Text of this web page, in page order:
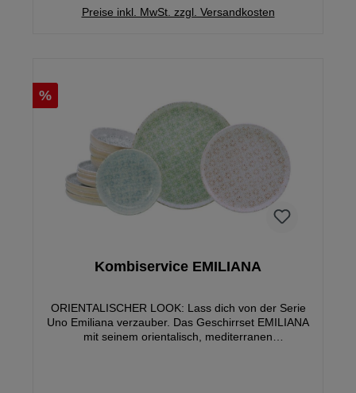
Preise inkl. MwSt. zzgl. Versandkosten
%
Kombiservice EMILIANA
ORIENTALISCHER LOOK: Lass dich von der Serie
Uno Emiliana verzauber. Das Geschirrset EMILIANA
mit seinem orientalisch, mediterranen